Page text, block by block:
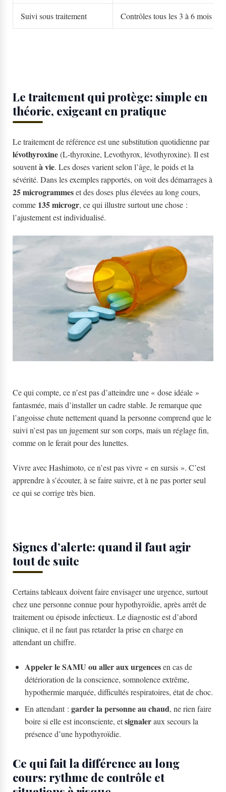
Suivi sous traitement Contrôles tous les 3 à 6 mois
Le traitement qui protège: simple en
théorie, exigeant en pratique
Le traitement de référence est une substitution quotidienne par
lévothyroxine(L-thyroxine, Levothyrox, lévothyroxine). Il est
souventà vie. Les doses varient selon l’âge, le poids et la
sévérité. Dans les exemples rapportés, on voit des démarrages à
25 microgrammeset des doses plus élevées au long cours,
comme 135 microgr, ce qui illustre surtout une chose :
l’ajustement est individualisé.
Ce qui compte, ce n’est pas d’atteindre une « dose idéale »
fantasmée, mais d’installer un cadre stable. Je remarque que
l’angoisse chute nettement quand la personne comprend que le
suivi n’est pas un jugement sur son corps, mais un réglage fin,
comme on le ferait pour des lunettes.
Vivre avec Hashimoto, ce n’est pas vivre « en sursis ». C’est
apprendre à s’écouter, à se faire suivre, et à ne pas porter seul
ce qui se corrige très bien.
Signes d’alerte: quand il faut agir
tout de suite
Certains tableaux doivent faire envisager une urgence, surtout
chez une personne connue pour hypothyroïdie, après arrêt de
traitement ou épisode infectieux. Le diagnostic est d’abord
clinique, et il ne faut pas retarder la prise en charge en
attendant un chiffre.
Appeler le SAMU ou aller aux urgencesen cas de
détérioration de la conscience, somnolence extrême,
hypothermie marquée, difficultés respiratoires, état de choc.
En attendant : garder la personne au chaud, ne rien faire
boire si elle est inconsciente, etsignaleraux secours la
présence d’une hypothyroïdie.
Ce qui fait la différence au long
cours: rythme de contrôle et